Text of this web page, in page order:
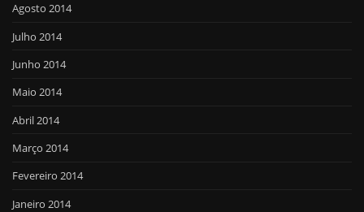
Agosto 2014
Julho 2014
Junho 2014
Maio 2014
Abril 2014
Março 2014
Fevereiro 2014
Janeiro 2014